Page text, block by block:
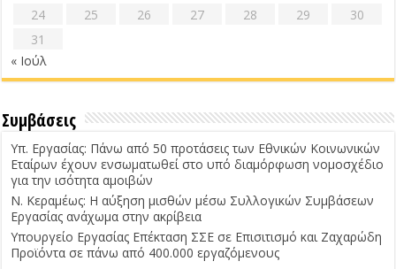
24
25 26 27 28 29
30
31
« Ιούλ
Συμβάσεις
Υπ. Εργασίας: Πάνω από 50 προτάσεις των Εθνικών Κοινωνικών
Εταίρων έχουν ενσωματωθεί στο υπό διαμόρφωση νομοσχέδιο
για την ισότητα αμοιβών
Ν. Κεραμέως: Η αύξηση μισθών μέσω Συλλογικών Συμβάσεων
Εργασίας ανάχωμα στην ακρίβεια
Υπουργείο Εργασίας Επέκταση ΣΣΕ σε Επισιτισμό και Ζαχαρώδη
Προϊόντα σε πάνω από 400.000 εργαζόμενους